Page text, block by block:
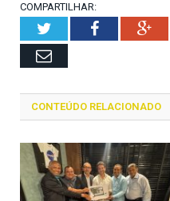
COMPARTILHAR:
TwitterFacebook
Email
CONTEÚDO RELACIONADO